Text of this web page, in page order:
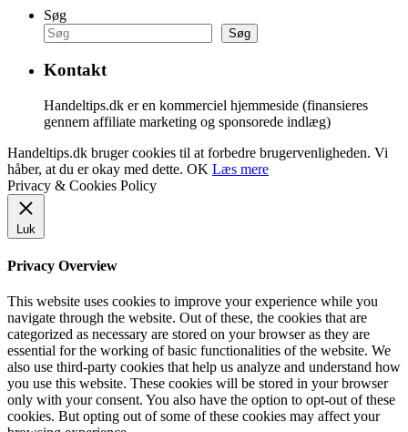
Søg
Søg
Kontakt
Handeltips.dk er en kommerciel hjemmeside (finansieres
gennem affiliate marketing og sponsorede indlæg)
Handeltips.dk bruger cookies til at forbedre brugervenligheden. Vi
håber, at du er okay med dette. OK Læs mere
Privacy & Cookies Policy
Luk
Privacy Overview
This website uses cookies to improve your experience while you
navigate through the website. Out of these, the cookies that are
categorized as necessary are stored on your browser as they are
essential for the working of basic functionalities of the website. We
also use third-party cookies that help us analyze and understand how
you use this website. These cookies will be stored in your browser
only with your consent. You also have the option to opt-out of these
cookies. But opting out of some of these cookies may affect your